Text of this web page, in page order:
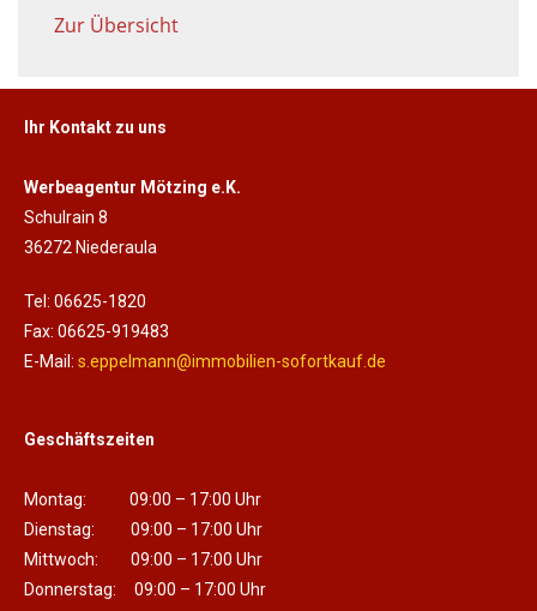
Zur Übersicht
Ihr Kontakt zu uns
Werbeagentur Mötzing e.K.
Schulrain 8
36272 Niederaula
Tel: 06625-1820
Fax: 06625-919483
E-Mail: s.eppelmann@immobilien-sofortkauf.de
Geschäftszeiten
Montag: 09:00 – 17:00 Uhr
Dienstag: 09:00 – 17:00 Uhr
Mittwoch: 09:00 – 17:00 Uhr
Donnerstag: 09:00 – 17:00 Uhr